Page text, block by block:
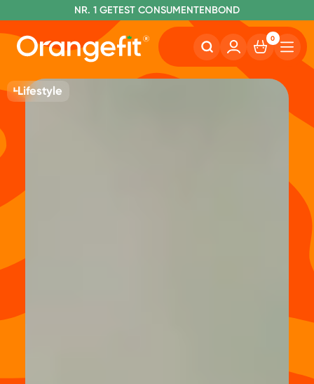
NR. 1 GETEST CONSUMENTENBOND
0
Lifestyle